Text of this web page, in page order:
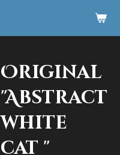
Original
"Abstract
white
cat "